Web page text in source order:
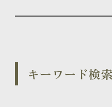
キーワード検索